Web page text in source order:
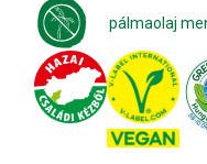
pálmaolaj